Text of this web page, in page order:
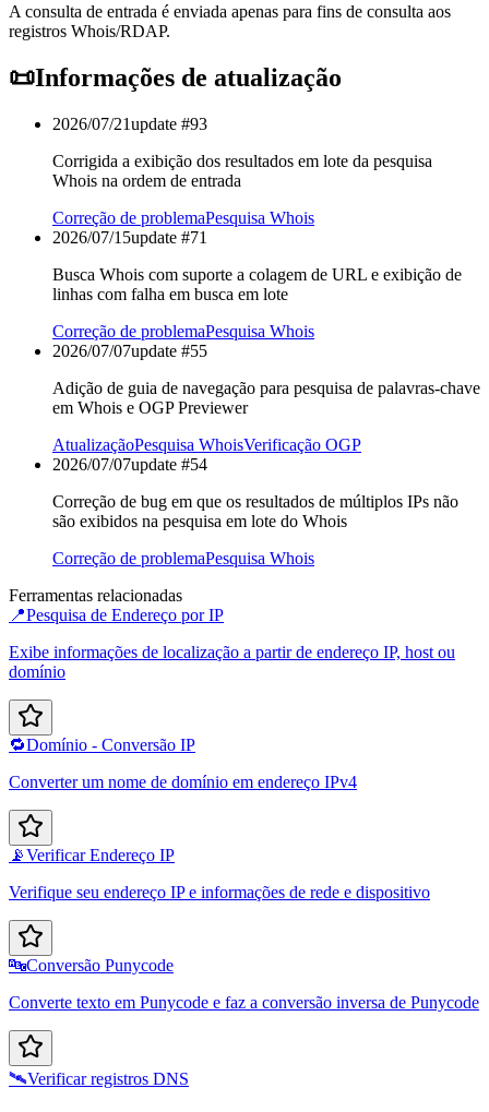
A consulta de entrada é enviada apenas para fins de consulta aos
registros Whois/RDAP.
📜Informações de atualização
2026/07/21update #93
Corrigida a exibição dos resultados em lote da pesquisa
Whois na ordem de entrada
Correção de problemaPesquisa Whois
2026/07/15update #71
Busca Whois com suporte a colagem de URL e exibição de
linhas com falha em busca em lote
Correção de problemaPesquisa Whois
2026/07/07update #55
Adição de guia de navegação para pesquisa de palavras-chave
em Whois e OGP Previewer
AtualizaçãoPesquisa WhoisVerificação OGP
2026/07/07update #54
Correção de bug em que os resultados de múltiplos IPs não
são exibidos na pesquisa em lote do Whois
Correção de problemaPesquisa Whois
Ferramentas relacionadas
📍Pesquisa de Endereço por IP
Exibe informações de localização a partir de endereço IP, host ou
domínio
🔁Domínio - Conversão IP
Converter um nome de domínio em endereço IPv4
📡Verificar Endereço IP
Verifique seu endereço IP e informações de rede e dispositivo
🔤Conversão Punycode
Converte texto em Punycode e faz a conversão inversa de Punycode
🛰️Verificar registros DNS